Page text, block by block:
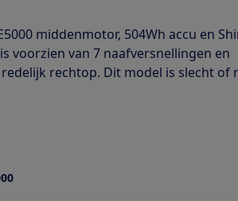
middenmotor, 504Wh accu en
voorzien van 7 naafversnellingen en
rechtop. Dit model is slecht of